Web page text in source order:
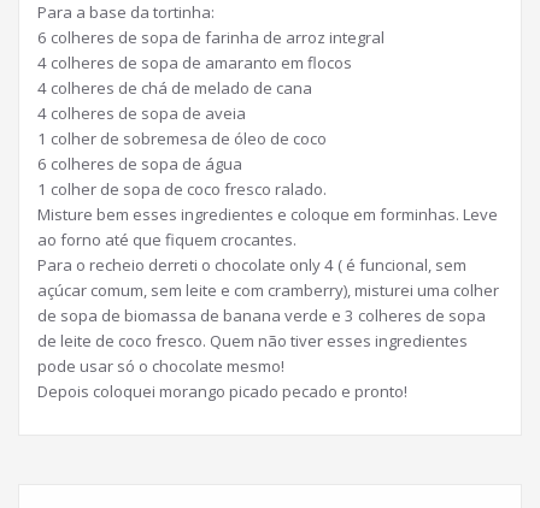
Para a base da tortinha:
6 colheres de sopa de farinha de arroz integral
4 colheres de sopa de amaranto em flocos
4 colheres de chá de melado de cana
4 colheres de sopa de aveia
1 colher de sobremesa de óleo de coco
6 colheres de sopa de água
1 colher de sopa de coco fresco ralado.
Misture bem esses ingredientes e coloque em forminhas. Leve
ao forno até que fiquem crocantes.
Para o recheio derreti o chocolate only 4 ( é funcional, sem
açúcar comum, sem leite e com cramberry), misturei uma colher
de sopa de biomassa de banana verde e 3 colheres de sopa
de leite de coco fresco. Quem não tiver esses ingredientes
pode usar só o chocolate mesmo!
Depois coloquei morango picado pecado e pronto!